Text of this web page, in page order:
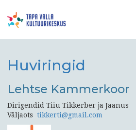
Huviringid
Lehtse Kammerkoor
Dirigendid Tiiu Tikkerber ja Jaanus
Väljaots tikkerti@gmail.com